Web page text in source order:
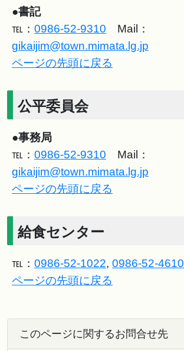
●書記
℡： 0986-52-9310 Mail：
gikaijim@town.mimata.lg.jp
ページの先頭に戻る
公平委員会
●事務局
℡： 0986-52-9310 Mail：
gikaijim@town.mimata.lg.jp
ページの先頭に戻る
給食センター
℡： 0986-52-1022, 0986-52-4610
ページの先頭に戻る
このページに関するお問合せ先